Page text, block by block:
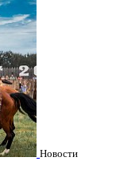
Новости